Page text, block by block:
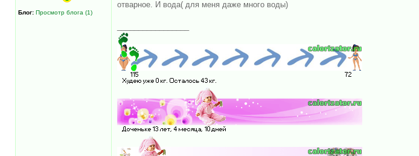
Блог: Просмотр блога (1)
отварное. И вода( для меня даже много воды)